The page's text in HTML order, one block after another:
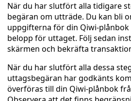
När du har slutfört alla tidigare
begäran om utträde. Du kan bli
uppgifterna för din Qiwi-plånbok
belopp för uttaget. Följ sedan
skärmen och bekräfta
När du har slutfört alla dessa
uttagsbegäran har godkänts
överföras till din Qiwi-plånbok